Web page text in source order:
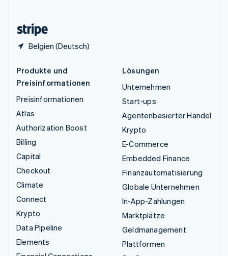
Belgien (Deutsch)
Produkte und
Preisinformationen
Preisinformationen
Atlas
Authorization Boost
Billing
Capital
Checkout
Climate
Connect
Krypto
Data Pipeline
Elements
Lösungen
Unternehmen
Start-ups
Agentenbasierter Handel
Krypto
E-Commerce
Embedded Finance
Finanzautomatisierung
Globale Unternehmen
In-App-Zahlungen
Marktplätze
Geldmanagement
Plattformen